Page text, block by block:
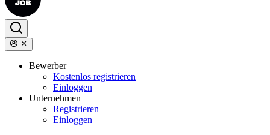
Bewerber
Kostenlos registrieren
Einloggen
Unternehmen
Registrieren
Einloggen